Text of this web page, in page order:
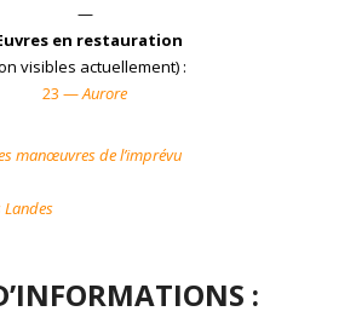
—
en restauration
visibles actuellement) :
23 —Aurore
manœuvres de l’imprévu
Landes
: